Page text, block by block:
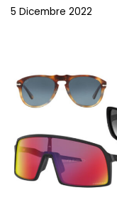
5 Dicembre 2022